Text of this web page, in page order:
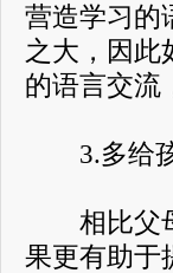
营造学习的
之大，因此
的语言交流
3.多给孩
相比父母
果更有助于